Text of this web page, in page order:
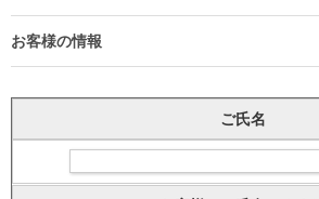
お客様の情報
ご氏名